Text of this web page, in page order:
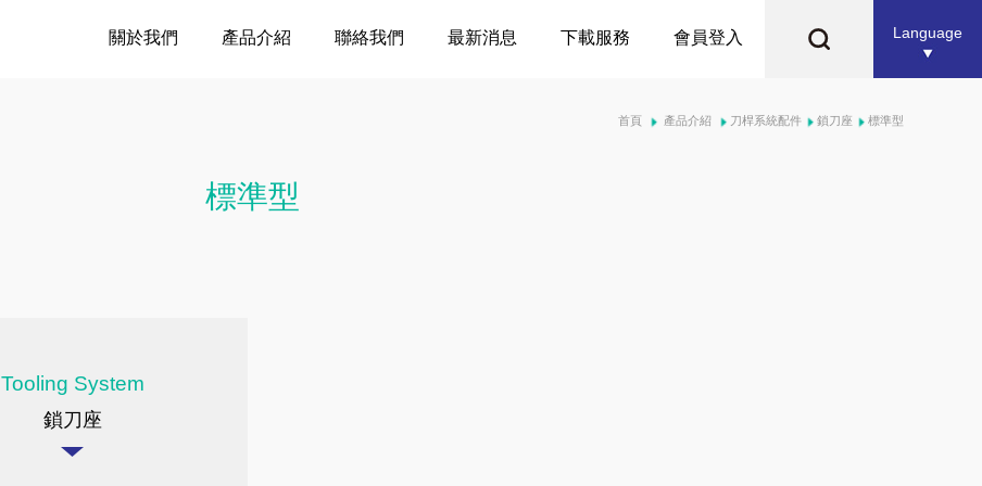
Language
關於我們 產品介紹 聯絡我們 最新消息 下載服務 會員登入
首頁 產品介紹 刀桿系統配件 鎖刀座 標準型
標準型
Tooling System
鎖刀座